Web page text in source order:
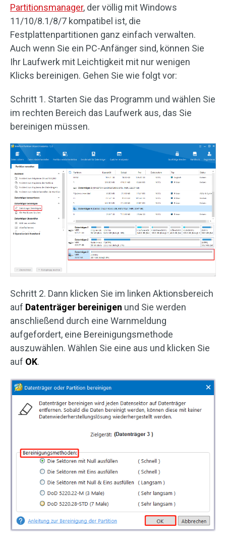
Partitionsmanager, der völlig mit Windows
11/10/8.1/8/7 kompatibel ist, die
Festplattenpartitionen ganz einfach verwalten.
Auch wenn Sie ein PC-Anfänger sind, können Sie
Ihr Laufwerk mit Leichtigkeit mit nur wenigen
Klicks bereinigen. Gehen Sie wie folgt vor:
Schritt 1. Starten Sie das Programm und wählen Sie
im rechten Bereich das Laufwerk aus, das Sie
bereinigen müssen.
Schritt 2. Dann klicken Sie im linken Aktionsbereich
auf Datenträger bereinigen und Sie werden
anschließend durch eine Warnmeldung
aufgefordert, eine Bereinigungsmethode
auszuwählen. Wählen Sie eine aus und klicken Sie
auf OK.